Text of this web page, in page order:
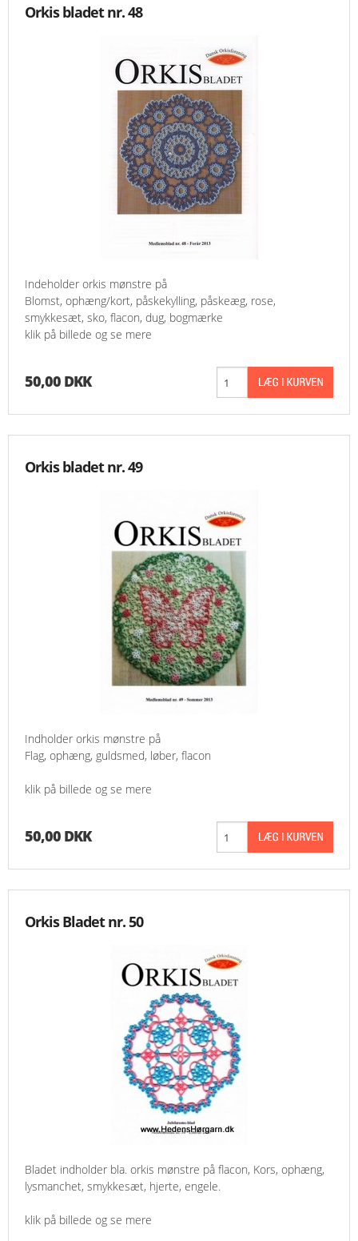
Orkis bladet nr. 48
Indeholder orkis mønstre på
Blomst, ophæng/kort, påskekylling, påskeæg, rose,
smykkesæt, sko, flacon, dug, bogmærke
klik på billede og se mere
50,00 DKK
Orkis bladet nr. 49
Indholder orkis mønstre på
Flag, ophæng, guldsmed, løber, flacon
klik på billede og se mere
50,00 DKK
Orkis Bladet nr. 50
Bladet indholder bla. orkis mønstre på flacon, Kors, ophæng,
lysmanchet, smykkesæt, hjerte, engele.
klik på billede og se mere